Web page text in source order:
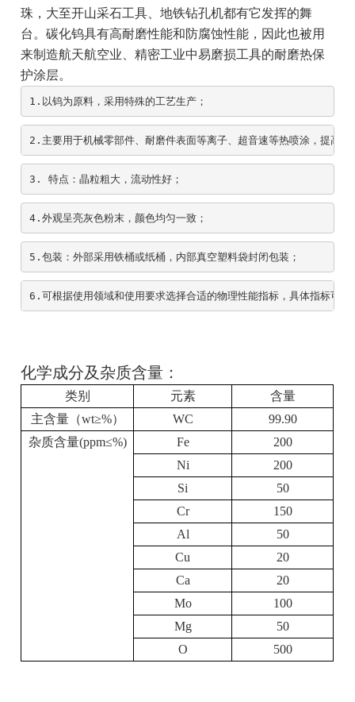
珠，大至开山采石工具、地铁钻孔机都有它发挥的舞
台。碳化钨具有高耐磨性能和防腐蚀性能，因此也被用
来制造航天航空业、精密工业中易磨损工具的耐磨热保
护涂层。
1.以钨为原料，采用特殊的工艺生产；
2.主要用于机械零部件、耐磨件表面等离子、超音速等热喷涂，提高工
3. 特点：晶粒粗大，流动性好；
4.外观呈亮灰色粉末，颜色均匀一致；
5.包装：外部采用铁桶或纸桶，内部真空塑料袋封闭包装；
6.可根据使用领域和使用要求选择合适的物理性能指标，具体指标可协
化学成分及杂质含量：
类别 元素
含量
主含量（wt≥%） WC
99.90
杂质含量(ppm≤%) Fe
200
Ni
200
Si
50
Cr
150
Al
50
Cu
20
Ca
20
Mo
100
Mg
50
O
500